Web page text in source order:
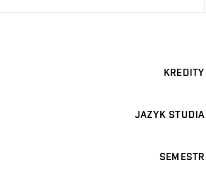
KREDITY
JAZYK STUDIA
SEMESTR